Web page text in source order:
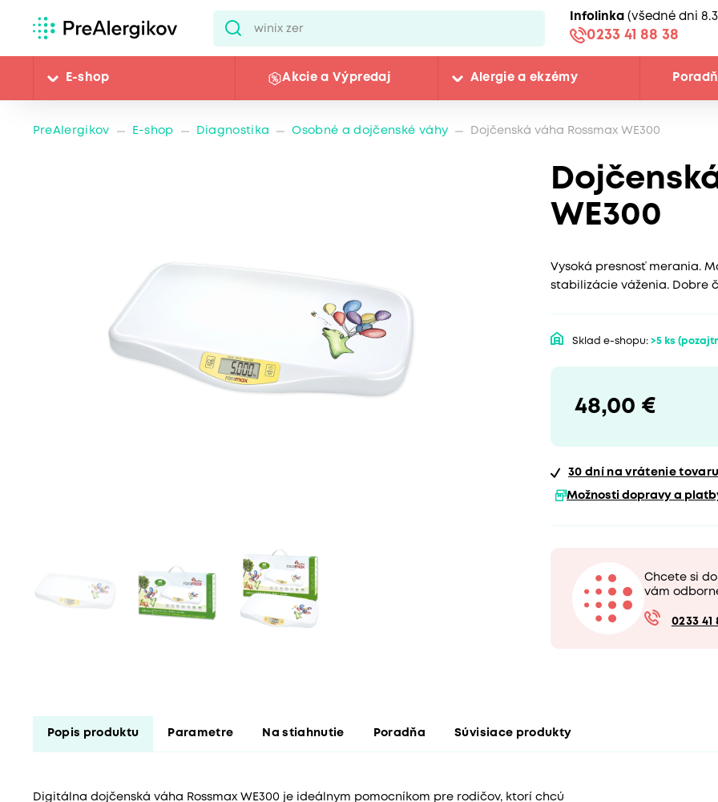
Infolinka (všedné dni
0233 41 88 38
E-shop Akcie a Výpredaj Alergie a ekzémy
PreAlergikov E-shop Diagnostika Osobné a dojčenské váhy Dojčenská váha Rossmax WE300
WE300
Vysoká presnosť merania.
stabilizácie váženia. Dobre
Sklad e-shopu: >5 ks
48,00 €
30 dní na vrátenie tovaru
Možnosti dopravy a
Chcete si
vám
0233 41
Popis produktu Parametre Na stiahnutie Poradňa Súvisiace produkty
Digitálna dojčenská váha Rossmax WE300 je ideálnym pomocníkom pre rodičov, ktorí chcú